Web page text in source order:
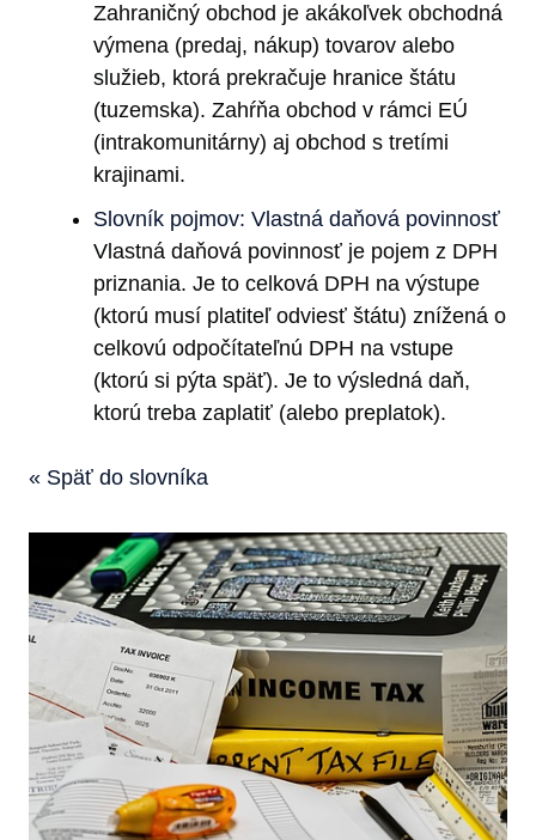
Zahraničný obchod je akákoľvek obchodná
výmena (predaj, nákup) tovarov alebo
služieb, ktorá prekračuje hranice štátu
(tuzemska). Zahŕňa obchod v rámci EÚ
(intrakomunitárny) aj obchod s tretími
krajinami.
Slovník pojmov: Vlastná daňová povinnosť
Vlastná daňová povinnosť je pojem z DPH
priznania. Je to celková DPH na výstupe
(ktorú musí platiteľ odviesť štátu) znížená o
celkovú odpočítateľnú DPH na vstupe
(ktorú si pýta späť). Je to výsledná daň,
ktorú treba zaplatiť (alebo preplatok).
« Späť do slovníka